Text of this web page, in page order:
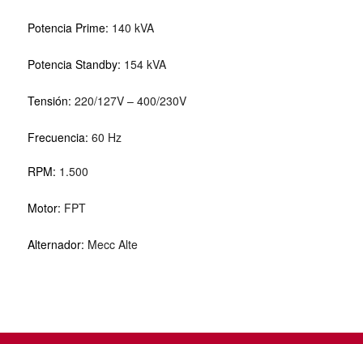
Potencia Prime: 140 kVA
Potencia Standby: 154 kVA
Tensión: 220/127V – 400/230V
Frecuencia: 60 Hz
RPM: 1.500
Motor: FPT
Alternador: Mecc Alte